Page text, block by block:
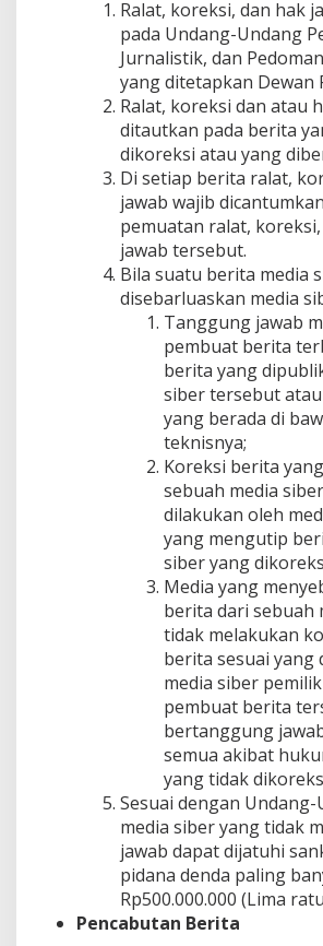
Ralat, koreksi, dan hak
pada Undang-Undang
Jurnalistik, dan
yang ditetapkan Dewan
Ralat, koreksi dan atau
ditautkan pada berita
dikoreksi atau yang
Di setiap berita ralat,
jawab wajib
pemuatan ralat,
jawab tersebut.
Bila suatu berita media
disebarluaskan media
Tanggung jawab
pembuat berita
berita yang
siber tersebut
yang berada di
teknisnya;
Koreksi berita
sebuah media
dilakukan oleh
yang mengutip
siber yang
Media yang
berita dari sebuah
tidak melakukan
berita sesuai yang
media siber
pembuat berita
bertanggung
semua akibat
yang tidak
Sesuai dengan Undang-
media siber yang tidak
jawab dapat dijatuhi
pidana denda paling
Rp500.000.000 (Lima
Pencabutan Berita